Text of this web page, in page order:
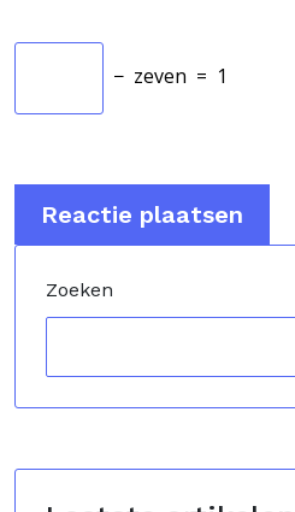
− zeven = 1
Zoeken